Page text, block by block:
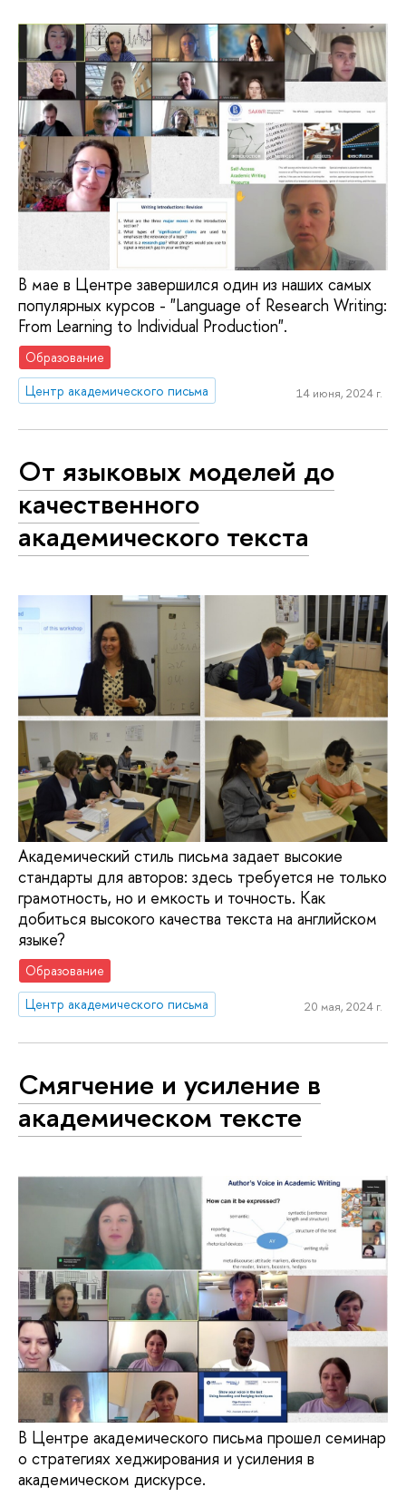
В мае в Центре завершился один из наших самых
популярных курсов - "Language of Research Writing:
From Learning to Individual Production".
Образование
Центр академического письма
14 июня, 2024 г.
От языковых моделей до
качественного
академического текста
Академический стиль письма задает высокие
стандарты для авторов: здесь требуется не только
грамотность, но и емкость и точность. Как
добиться высокого качества текста на английском
языке?
Образование
Центр академического письма
20 мая, 2024 г.
Смягчение и усиление в
академическом тексте
В Центре академического письма прошел семинар
о стратегиях хеджирования и усиления в
академическом дискурсе.